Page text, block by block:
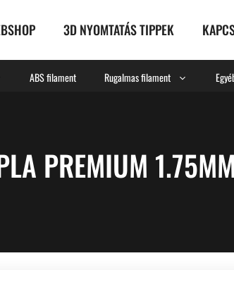
3D NYOMTATÁS TIPPEK
ABS filament Rugalmas filament
PREMIUM